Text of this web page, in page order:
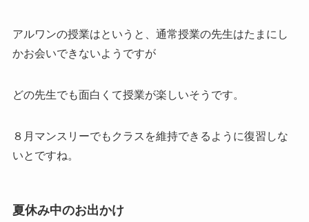
アルワンの授業はというと、通常授業の先生はたまにし
かお会いできないようですが
どの先生でも面白くて授業が楽しいそうです。
８月マンスリーでもクラスを維持できるように復習しな
いとですね。
夏休み中のお出かけ